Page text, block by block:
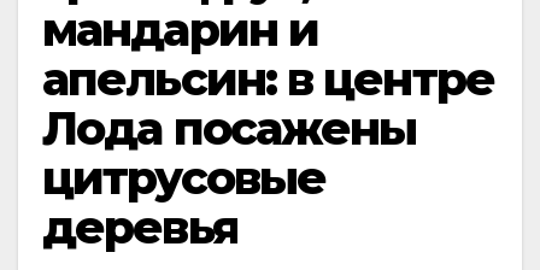
мандарин и
апельсин: в центре
Лода посажены
цитрусовые
деревья